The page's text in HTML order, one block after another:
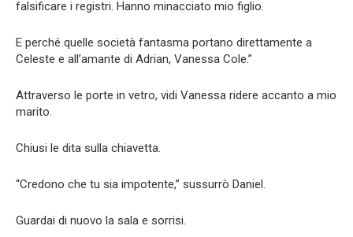
falsificare i registri. Hanno minacciato mio figlio.
E perché quelle società fantasma portano direttamente a
Celeste e all’amante di Adrian, Vanessa Cole.”
Attraverso le porte in vetro, vidi Vanessa ridere accanto a mio
marito.
Chiusi le dita sulla chiavetta.
“Credono che tu sia impotente,” sussurrò Daniel.
Guardai di nuovo la sala e sorrisi.